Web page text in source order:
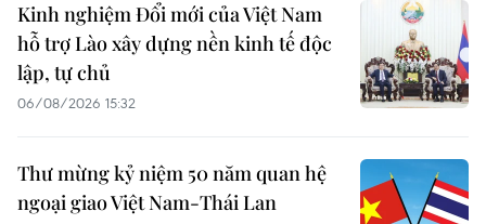
Kinh nghiệm Đổi mới của Việt Nam
hỗ trợ Lào xây dựng nền kinh tế độc
lập, tự chủ
06/08/2026 15:32
Thư mừng kỷ niệm 50 năm quan hệ
ngoại giao Việt Nam-Thái Lan